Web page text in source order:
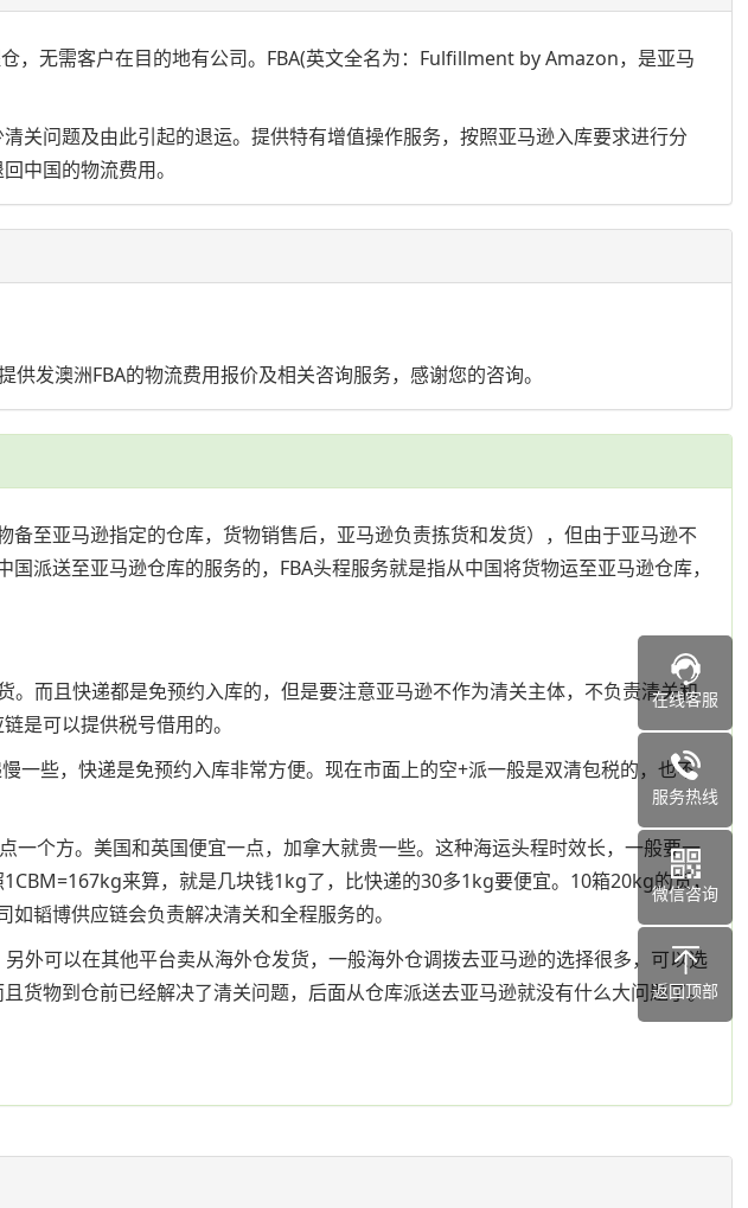
无需客户在目的地有公司。FBA(英文全名为：Fulfillment by Amazon，是亚马
关问题及由此引起的退运。提供特有增值操作服务，按照亚马逊入库要求进行分
中国的物流费用。
发澳洲FBA的物流费用报价及相关咨询服务，感谢您的咨询。
至亚马逊指定的仓库，货物销售后，亚马逊负责拣货和发货），但由于亚马逊不
派送至亚马逊仓库的服务的，FBA头程服务就是指从中国将货物运至亚马逊仓库，
而且快递都是免预约入库的，但是要注意亚马逊不作为清关主体，不负责清关和
是可以提供税号借用的。
一些，快递是免预约入库非常方便。现在市面上的空+派一般是双清包税的，也不
个方。美国和英国便宜一点，加拿大就贵一些。这种海运头程时效长，一般要一
来算，就是几块钱1kg了，比快递的30多1kg要便宜。10箱20kg的货，
韬博供应链会负责解决清关和全程服务的。
外可以在其他平台卖从海外仓发货，一般海外仓调拨去亚马逊的选择很多，可以选
货物到仓前已经解决了清关问题，后面从仓库派送去亚马逊就没有什么大问题了。
在线客服
服务热线
微信咨询
返回顶部